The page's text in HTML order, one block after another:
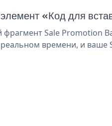
«Код для
фрагмент Sale Promotion
времени, и ваше